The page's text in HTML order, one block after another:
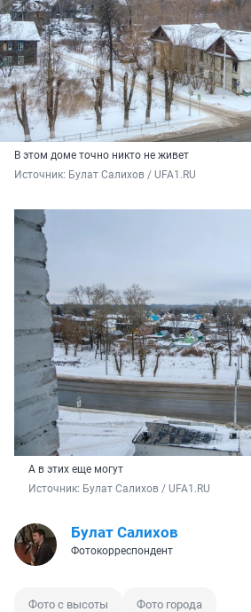
В этом доме точно никто не живет
Источник: Булат Салихов / UFA1.RU
А в этих еще могут
Источник: Булат Салихов / UFA1.RU
Булат Салихов
Фотокорреспондент
Фото с высоты Фото города